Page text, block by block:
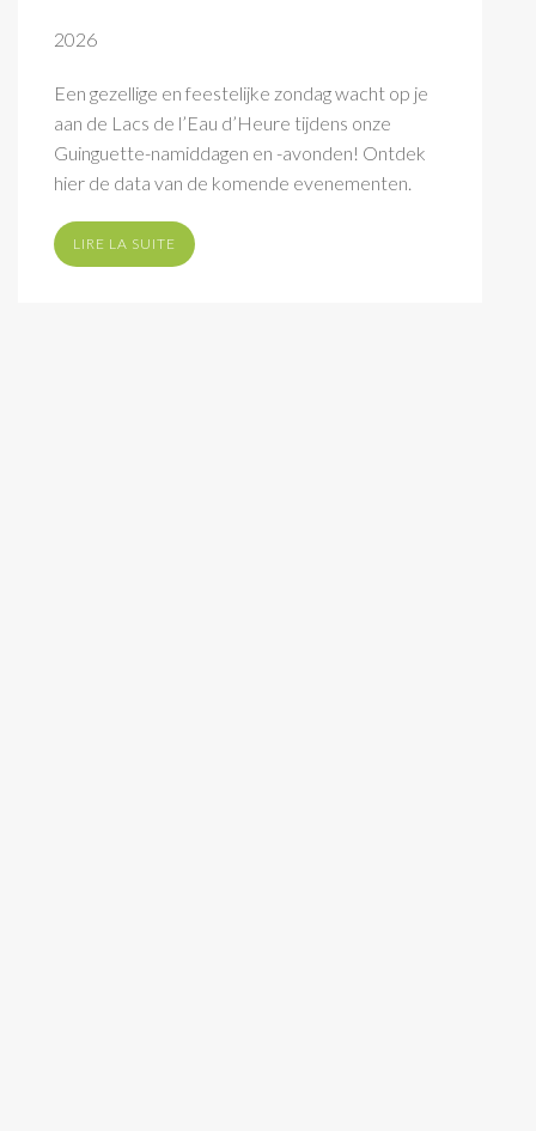
2026
Een gezellige en feestelijke zondag wacht op je
aan de Lacs de l’Eau d’Heure tijdens onze
Guinguette-namiddagen en -avonden! Ontdek
hier de data van de komende evenementen.
LIRE LA SUITE